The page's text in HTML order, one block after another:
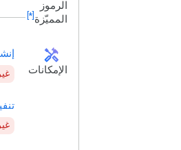
الرموز
المميّزة [*]
handyman
الإمكانات